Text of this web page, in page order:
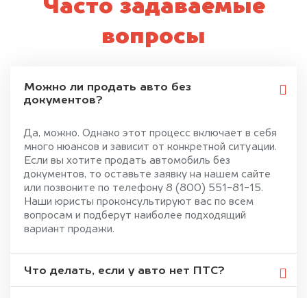
Часто задаваемые
вопросы
Можно ли продать авто без
документов?
Да, можно. Однако этот процесс включает в себя
много нюансов и зависит от конкретной ситуации.
Если вы хотите продать автомобиль без
документов, то оставьте заявку на нашем сайте
или позвоните по телефону 8 (800) 551-81-15.
Наши юристы проконсультируют вас по всем
вопросам и подберут наиболее подходящий
вариант продажи.
Что делать, если у авто нет ПТС?